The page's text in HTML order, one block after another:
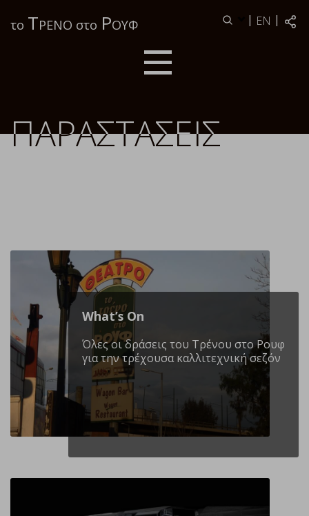
το ΤΡΕΝΟ στο ΡΟΥΦ | EN |
ΠΑΡΑΣΤΑΣΕΙΣ
What’s On
Όλες οι δράσεις του Τρένου στο Ρουφ
για την τρέχουσα καλλιτεχνική σεζόν